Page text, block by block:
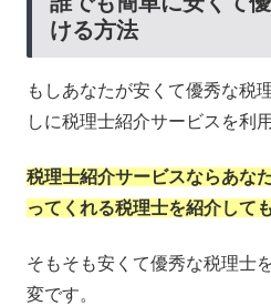
ける方法
もしあなたが安くて優秀な税
しに税理士紹介サービスを利
税理士紹介サービスならあな
ってくれる税理士を紹介して
そもそも安くて優秀な税理士
変です。